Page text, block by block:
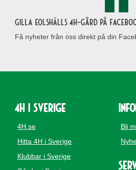
Gilla Eolshälls 4H-gård på
Få nyheter från oss direkt på din
4H i Sverige
4H.se
Hitta 4H i Sverige
Klubbar i Sverige
Bli